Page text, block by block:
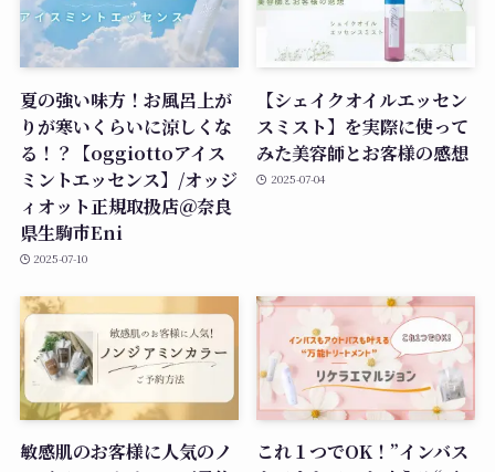
夏の強い味方！お風呂上が
りが寒いくらいに涼しくな
る！？【oggiottoアイス
ミントエッセンス】/オッジ
ィオット正規取扱店＠奈良
県生駒市Eni
2025-07-10
【シェイクオイルエッセン
スミスト】を実際に使って
みた美容師とお客様の感想
2025-07-04
敏感肌のお客様に人気のノ
これ１つでOK！”インバス